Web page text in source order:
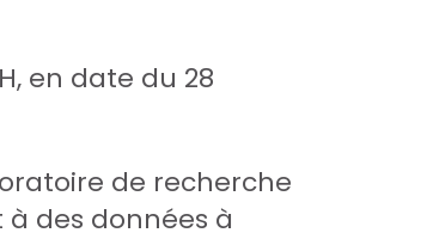
en date du 28
de recherche
à des données à